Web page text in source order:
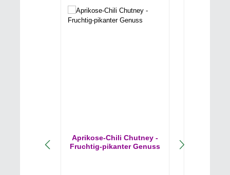
Aprikose-Chili Chutney -
Fruchtig-pikanter Genuss